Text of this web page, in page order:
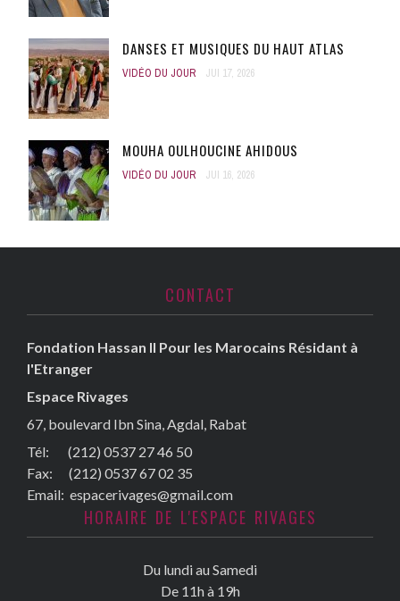
DANSES ET MUSIQUES DU HAUT ATLAS
VIDÉO DU JOUR JUI 17, 2026
MOUHA OULHOUCINE AHIDOUS
VIDÉO DU JOUR JUI 16, 2026
CONTACT
Fondation Hassan II Pour les Marocains Résidant à
l'Etranger
Espace Rivages
67, boulevard Ibn Sina, Agdal, Rabat
Tél: (212) 0537 27 46 50
Fax: (212) 0537 67 02 35
Email: espacerivages@gmail.com
HORAIRE DE L'ESPACE RIVAGES
Du lundi au Samedi
De 11h à 19h